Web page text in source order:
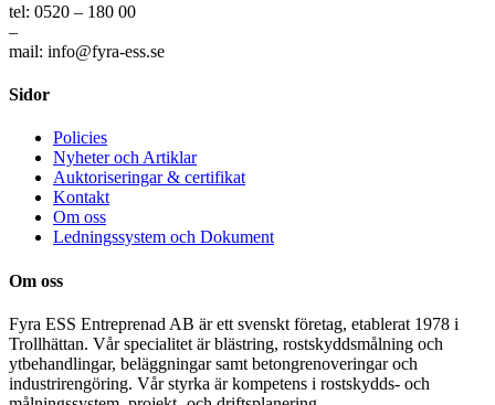
tel: 0520 – 180 00
–
mail: info@fyra-ess.se
Sidor
Policies
Nyheter och Artiklar
Auktoriseringar & certifikat
Kontakt
Om oss
Ledningssystem och Dokument
Om oss
Fyra ESS Entreprenad AB är ett svenskt företag, etablerat 1978 i
Trollhättan. Vår specialitet är blästring, rostskyddsmålning och
ytbehandlingar, beläggningar samt betongrenoveringar och
industrirengöring. Vår styrka är kompetens i rostskydds- och